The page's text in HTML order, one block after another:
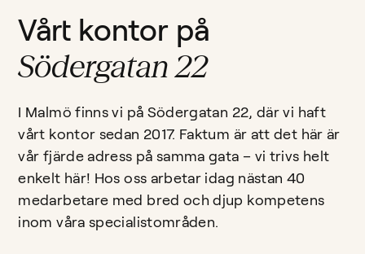
Vårt kontor på
Södergatan 22
I Malmö finns vi på Södergatan 22, där vi haft
vårt kontor sedan 2017. Faktum är att det här är
vår fjärde adress på samma gata – vi trivs helt
enkelt här! Hos oss arbetar idag nästan 40
medarbetare med bred och djup kompetens
inom våra specialistområden.